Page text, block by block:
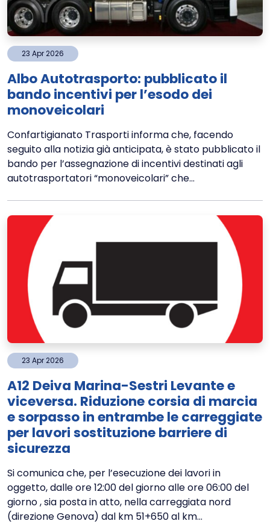
23 Apr2026
Albo Autotrasporto: pubblicato il
bando incentivi per l’esodo dei
monoveicolari
Confartigianato Trasporti informa che, facendo
seguito alla notizia già anticipata, è stato pubblicato il
bando per l’assegnazione di incentivi destinati agli
autotrasportatori “monoveicolari” che...
23 Apr2026
A12 Deiva Marina-Sestri Levante e
viceversa. Riduzione corsia di marcia
e sorpasso in entrambe le carreggiate
per lavori sostituzione barriere di
sicurezza
Si comunica che, per l’esecuzione dei lavori in
oggetto, dalle ore 12:00 del giorno alle ore 06:00 del
giorno , sia posta in atto, nella carreggiata nord
(direzione Genova) dal km 51+650 al km...